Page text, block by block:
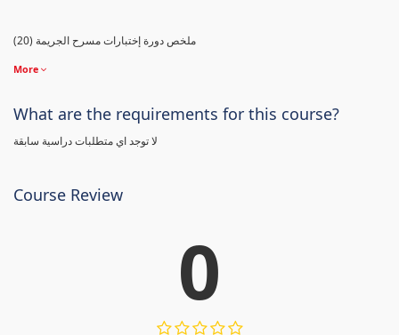
(20) ملخص دورة إختبارات مسرح الجريمة
More
What are the requirements for this course?
لا توجد اي متطلبات دراسية سابقة
Course Review
0